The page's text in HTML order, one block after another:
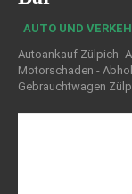
AUTO UND
Autoankauf Zülpich-
Motorschaden -